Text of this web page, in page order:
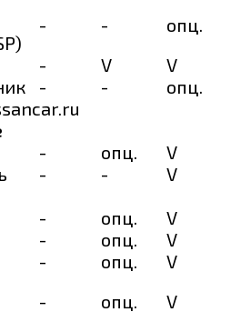
- -
опц.
- V
V
- -
опц.
- опц.
V
- -
V
- опц.
V
- опц.
V
- опц.
V
- опц.
V